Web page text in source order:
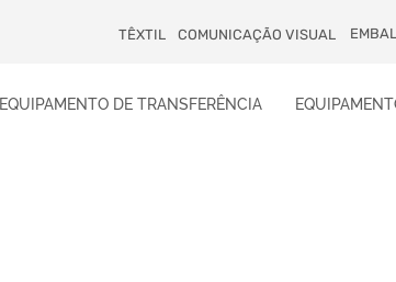
TÊXTIL COMUNICAÇÃO VISUAL
EQUIPAMENTO DE TRANSFERÊNCIA